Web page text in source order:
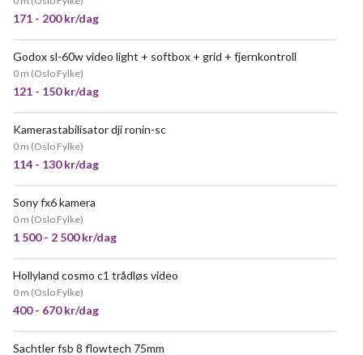
171 - 200 kr/dag
Godox sl-60w video light + softbox + grid + fjernkontroll
0 m (Oslo Fylke)
121 - 150 kr/dag
Kamerastabilisator dji ronin-sc
0 m (Oslo Fylke)
114 - 130 kr/dag
Sony fx6 kamera
0 m (Oslo Fylke)
1 500 - 2 500 kr/dag
Hollyland cosmo c1 trådløs video
0 m (Oslo Fylke)
400 - 670 kr/dag
Sachtler fsb 8 flowtech 75mm